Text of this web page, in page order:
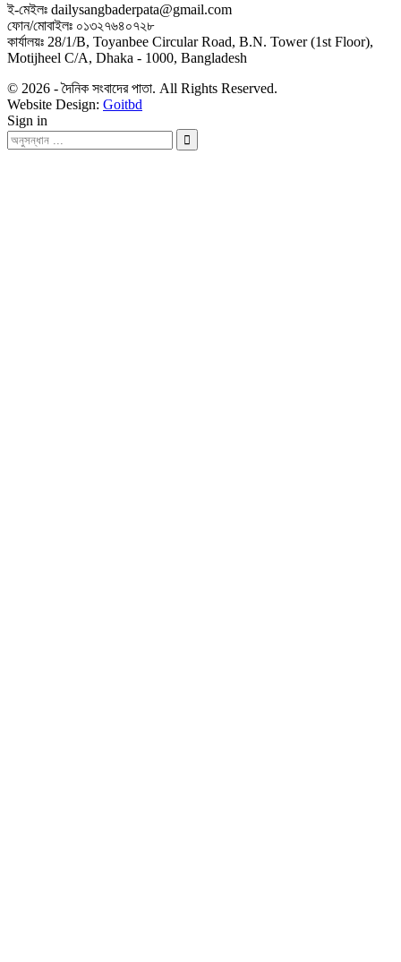
ই-মেইলঃ dailysangbaderpata@gmail.com
ফোন/মোবাইলঃ ০১৩২৭৬৪০৭২৮
কার্যালয়ঃ 28/1/B, Toyanbee Circular Road, B.N. Tower (1st Floor),
Motijheel C/A, Dhaka - 1000, Bangladesh
© 2026 - দৈনিক সংবাদের পাতা. All Rights Reserved.
Website Design: Goitbd
Sign in